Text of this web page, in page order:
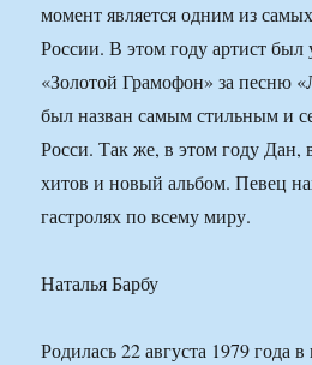
момент является одним из
России. В этом году артист был
«Золотой Грамофон» за песню
был назван самым стильным и
Росси. Так же, в этом году Дан,
хитов и новый альбом. Певец
гастролях по всему миру.
Наталья Барбу
Родилась 22 августа 1979 года